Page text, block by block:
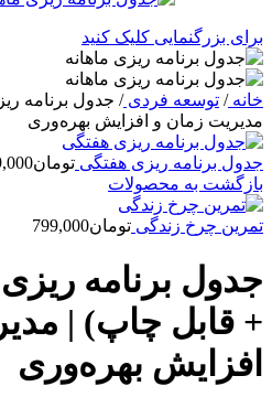
برای بزرگنمایی کلیک کنید
خانه/ توسعه فردی/
مدیریت زمان و افزایش بهره‌وری
جدول برنامه ریزی هفتگی تومان
بازگشت به محصولات
تمرین چرخ زندگی تومان799,000
+ قابل چاپ) |
افزایش بهره‌وری